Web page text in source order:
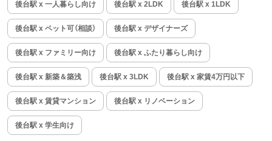
後台駅 x 一人暮らし向け 後台駅 x 2LDK 後台駅 x 1LDK
後台駅 x ペット可（相談） 後台駅 x デザイナーズ
後台駅 x ファミリー向け 後台駅 x ふたり暮らし向け
後台駅 x 新築＆築浅 後台駅 x 3LDK 後台駅 x 家賃4万円以下
後台駅 x 賃貸マンション 後台駅 x リノベーション
後台駅 x 学生向け